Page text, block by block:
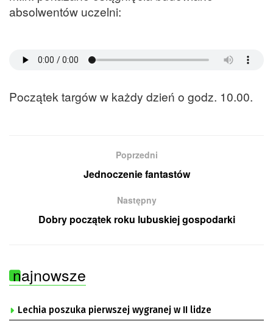
absolwentów uczelni:
Początek targów w każdy dzień o godz. 10.00.
Poprzedni
Jednoczenie fantastów
Następny
Dobry początek roku lubuskiej gospodarki
najnowsze
Lechia poszuka pierwszej wygranej w II lidze